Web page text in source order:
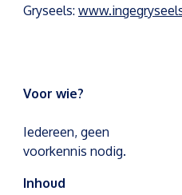
Gryseels:
Voor wie?
Iedereen, geen
voorkennis nodig.
Inhoud